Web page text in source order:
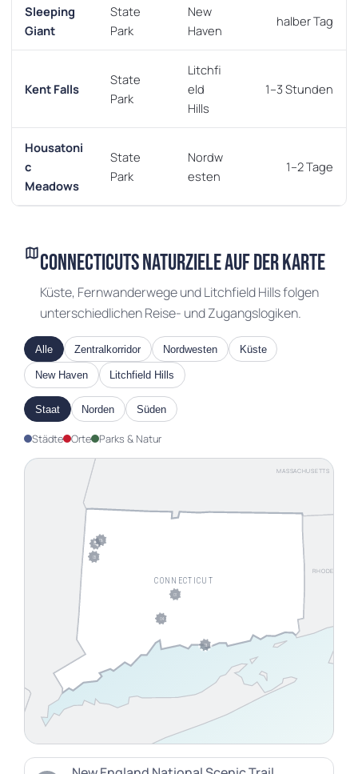
Sleeping
Giant
State
Park
New
Haven
halber Tag
Kent Falls
State
Park
Litchfi
eld
Hills
1–3 Stunden
Housatoni
c
Meadows
State
Park
Nordw
esten
1–2 Tage
mapConnecticuts Naturziele auf der Karte
Küste, Fernwanderwege und Litchfield Hills folgen
unterschiedlichen Reise- und Zugangslogiken.
Alle Zentralkorridor Nordwesten Küste
New Haven Litchfield Hills
Staat Norden Süden
Städte Orte Parks & Natur
MASSACHUSETTS
CONNECTICUT
VERMONT
RHODE ISLAND
01
02
03
04
05
06